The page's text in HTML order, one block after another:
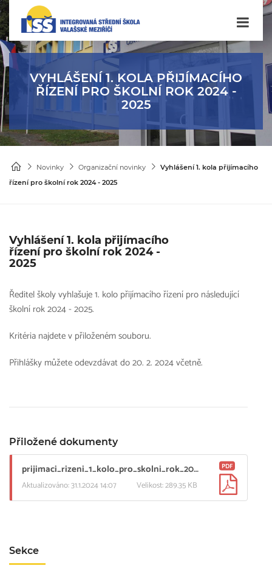
VYHLÁŠENÍ 1. KOLA PŘIJÍMACÍHO
ŘÍZENÍ PRO ŠKOLNÍ ROK 2024 -
2025
Novinky Organizační novinky
Vyhlášení 1. kola přijímacího
řízení pro školní rok 2024 - 2025
Vyhlášení 1. kola přijímacího
řízení pro školní rok 2024 -
2025
Ředitel školy vyhlašuje 1. kolo přijímacího řízení pro následující
školní rok 2024 - 2025.
Kritéria najdete v přiloženém souboru.
Přihlášky můžete odevzdávat do 20. 2. 2024 včetně.
Přiložené dokumenty
prijimaci_rizeni_1_kolo_pro_skolni_rok_2024_2025.pdf
Aktualizováno: 31.1.2024 14:07 Velikost: 289.35 KB
PDF
Sekce